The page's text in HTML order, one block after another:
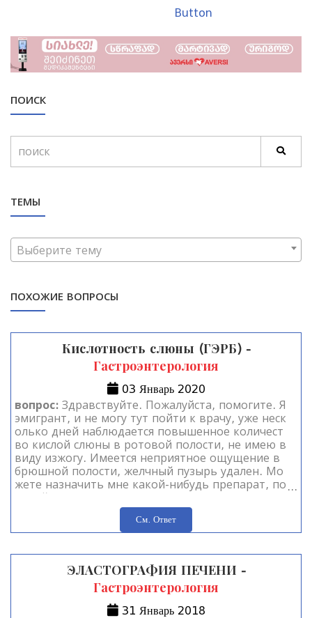
Button
ПОИСК
ТЕМЫ
Выберите тему
ПОХОЖИЕ ВОПРОСЫ
Кислотность слюны (ГЭРБ) -
Гастроэнтерология
03 Январь 2020
вопрос: Здравствуйте. Пожалуйста, помогите. Я
эмигрант, и не могу тут пойти к врачу, уже неск
олько дней наблюдается повышенное количест
во кислой слюны в ротовой полости, не имею в
виду изжогу. Имеется неприятное ощущение в
брюшной полости, желчный пузырь удален. Мо
жете назначить мне какой-нибудь препарат, по
жалуйста.
См. Ответ
ЭЛАСТОГРАФИЯ ПЕЧЕНИ -
Гастроэнтерология
31 Январь 2018